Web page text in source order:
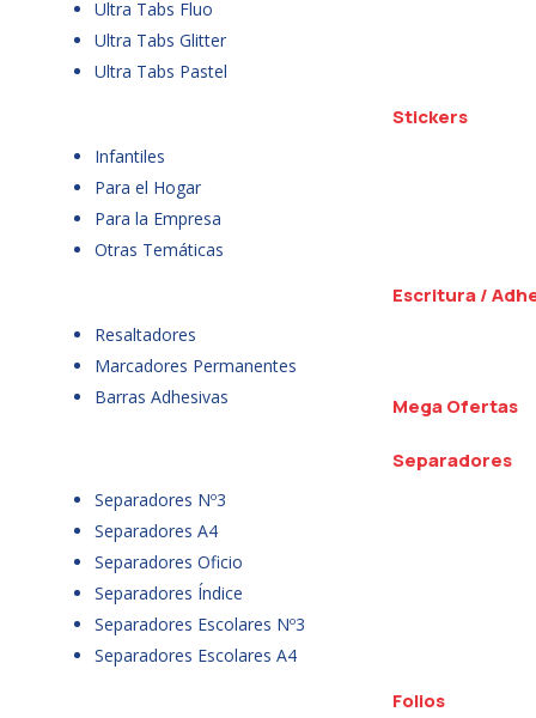
Ultra Tabs Fluo
Ultra Tabs Glitter
Ultra Tabs Pastel
Stickers
Infantiles
Para el Hogar
Para la Empresa
Otras Temáticas
Escritura /
Resaltadores
Marcadores Permanentes
Barras Adhesivas
Mega Ofertas
Separadores
Separadores Nº3
Separadores A4
Separadores Oficio
Separadores Índice
Separadores Escolares Nº3
Separadores Escolares A4
Folios